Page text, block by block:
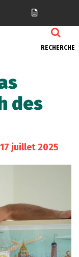
RECHERCHE
des
juillet 2025